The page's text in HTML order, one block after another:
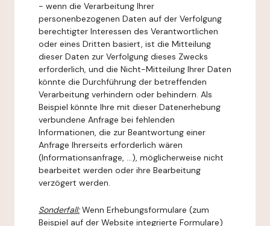
- wenn die Verarbeitung Ihrer
personenbezogenen Daten auf der Verfolgung
berechtigter Interessen des Verantwortlichen
oder eines Dritten basiert, ist die Mitteilung
dieser Daten zur Verfolgung dieses Zwecks
erforderlich, und die Nicht-Mitteilung Ihrer Daten
könnte die Durchführung der betreffenden
Verarbeitung verhindern oder behindern. Als
Beispiel könnte Ihre mit dieser Datenerhebung
verbundene Anfrage bei fehlenden
Informationen, die zur Beantwortung einer
Anfrage Ihrerseits erforderlich wären
(Informationsanfrage, ...), möglicherweise nicht
bearbeitet werden oder ihre Bearbeitung
verzögert werden.
Sonderfall:Wenn Erhebungsformulare (zum
Beispiel auf der Website integrierte Formulare)